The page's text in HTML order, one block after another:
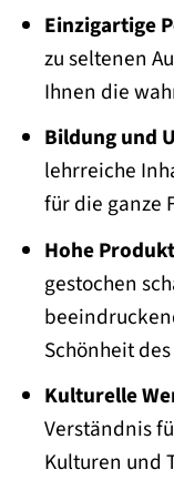
Einzigartige
zu seltenen
Ihnen die
Bildung und
lehrreiche
für die ganze
Hohe
gestochen
Schönheit
Kulturelle
Verständnis
Kulturen und